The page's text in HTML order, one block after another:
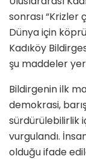
sonrası
Dünya için
Kadıköy
şu maddeler yer
Bildirgenin ilk
demokrasi,
sürdürülebilirlik
vurgulandı.
olduğu ifade